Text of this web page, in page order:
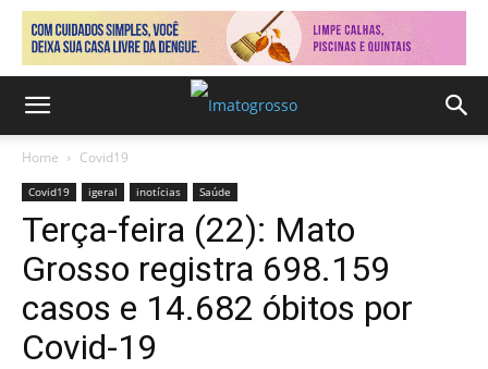
Home Covid19
Covid19 igeral inotícias Saúde
Terça-feira (22): Mato
Grosso registra 698.159
casos e 14.682 óbitos por
Covid-19